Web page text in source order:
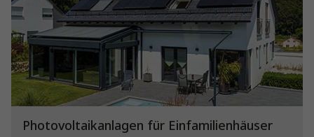
Photovoltaikanlagen für Einfamilienhäuser